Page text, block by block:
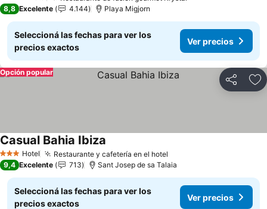
8,8 Excelente 4.144 Playa Migjorn
Seleccioná las fechas para ver los
precios exactos
Ver precios
Compartir
Opción popular
3 Estrellas
Hotel Restaurante y cafetería en el hotel
Casual Bahia Ibiza
9,4 Excelente 713 Sant Josep de sa Talaia
Seleccioná las fechas para ver los
precios exactos
Ver precios